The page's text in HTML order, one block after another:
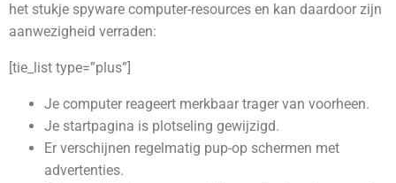
het stukje spyware computer-resources en kan daardoor zijn
aanwezigheid verraden:
[tie_list type=”plus”]
Je computer reageert merkbaar trager van voorheen.
Je startpagina is plotseling gewijzigd.
Er verschijnen regelmatig pup-op schermen met
advertenties.